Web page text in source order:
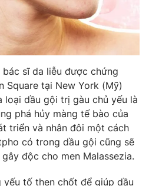
Podcast
Infographic
Shorts video
VTV Thể thao
sĩ da liễu được chứng
Square tại New York (Mỹ)
loại dầu gội trị gàu chủ yếu là
phá hủy màng tế bào của
triển và nhân đôi một cách
có trong dầu gội cũng sẽ
độc cho men Malassezia.
tố then chốt để giúp dầu